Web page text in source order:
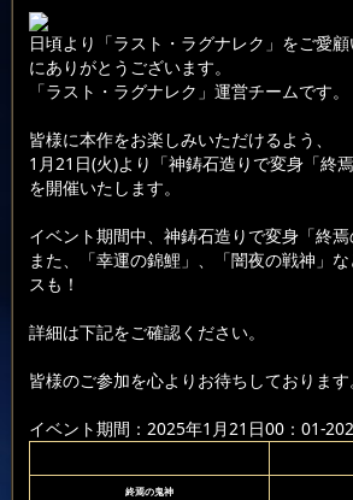
日頃より「ラスト・ラグナレク」をご愛
にありがとうございます。
「ラスト・ラグナレク」運営チームです。
皆様に本作をお楽しみいただけるよう、
1月21日(火)より「神鋳石造りで変身「終
を開催いたします。
イベント期間中、神鋳石造りで変身「終焉
また、「幸運の錦鯉」、「闇夜の戦神」
スも！
詳細は下記をご確認ください。
皆様のご参加を心よりお待ちしております
イベント期間：2025年1月21日00：01-
終焉の鬼神